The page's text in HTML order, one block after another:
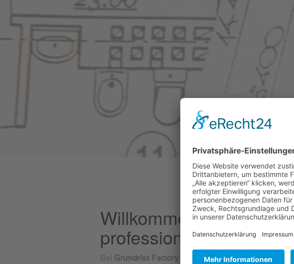
Willkommen bei
professionelle
Bei Grundriss Factorysind wir darauf spezialisiert,